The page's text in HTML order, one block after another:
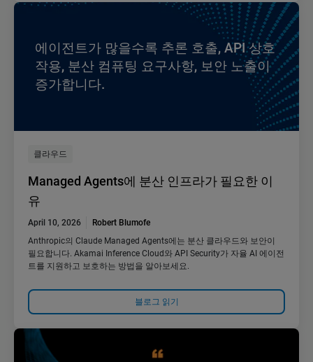
에이전트가 많을수록 추론 호출, API 상호
작용, 분산 컴퓨팅 요구사항, 보안 노출이
증가합니다.
클라우드
Managed Agents에 분산 인프라가 필요한 이
유
April 10, 2026
Robert Blumofe
Anthropic의 Claude Managed Agents에는 분산 클라우드와 보안이
필요합니다. Akamai Inference Cloud와 API Security가 자율 AI 에이전
트를 지원하고 보호하는 방법을 알아보세요.
블로그 읽기